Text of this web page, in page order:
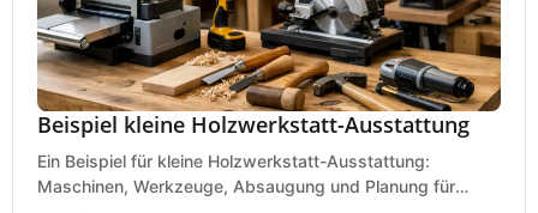
Beispiel kleine Holzwerkstatt-Ausstattung
Ein Beispiel für kleine Holzwerkstatt-Ausstattung:
Maschinen, Werkzeuge, Absaugung und Planung für